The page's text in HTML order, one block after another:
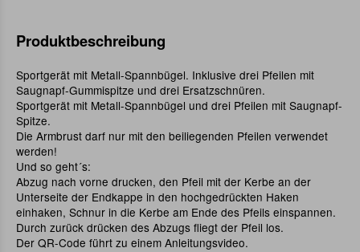
Produktbeschreibung
Sportgerät mit Metall-Spannbügel. Inklusive drei Pfeilen mit
Saugnapf-Gummispitze und drei Ersatzschnüren.
Sportgerät mit Metall-Spannbügel und drei Pfeilen mit Saugnapf-
Spitze.
Die Armbrust darf nur mit den beiliegenden Pfeilen verwendet
werden!
Und so geht´s:
Abzug nach vorne drucken, den Pfeil mit der Kerbe an der
Unterseite der Endkappe in den hochgedrückten Haken
einhaken, Schnur in die Kerbe am Ende des Pfeils einspannen.
Durch zurück drücken des Abzugs fliegt der Pfeil los.
Der QR-Code führt zu einem Anleitungsvideo.